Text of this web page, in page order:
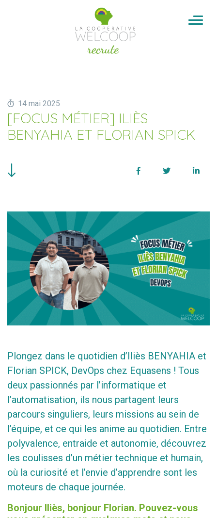
14 mai 2025
[FOCUS MÉTIER] ILIÈS
BENYAHIA ET FLORIAN SPICK
FacebookTwitter
Plongez dans le quotidien d’Iliès BENYAHIA et
Florian SPICK, DevOps chez Equasens ! Tous
deux passionnés par l’informatique et
l’automatisation, ils nous partagent leurs
parcours singuliers, leurs missions au sein de
l’équipe, et ce qui les anime au quotidien. Entre
polyvalence, entraide et autonomie, découvrez
les coulisses d’un métier technique et humain,
où la curiosité et l’envie d’apprendre sont les
moteurs de chaque journée.
Bonjour Iliès, bonjour Florian. Pouvez-vous